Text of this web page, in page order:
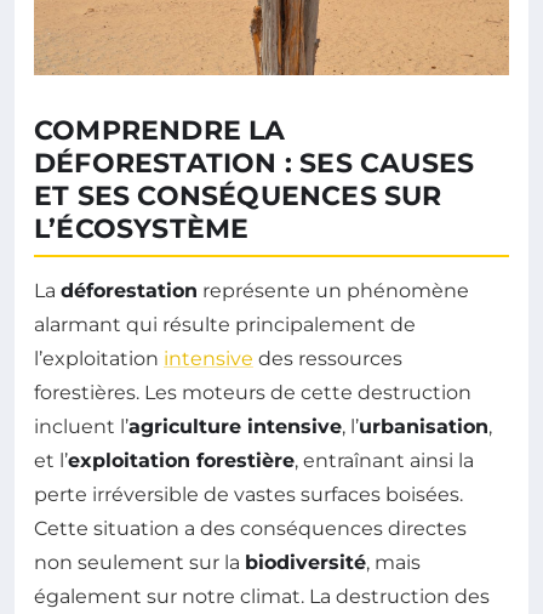
COMPRENDRE LA
DÉFORESTATION : SES CAUSES
ET SES CONSÉQUENCES SUR
L’ÉCOSYSTÈME
La déforestation représente un phénomène
alarmant qui résulte principalement de
l’exploitation intensive des ressources
forestières. Les moteurs de cette destruction
incluent l’agriculture intensive, l’urbanisation,
et l’exploitation forestière, entraînant ainsi la
perte irréversible de vastes surfaces boisées.
Cette situation a des conséquences directes
non seulement sur la biodiversité, mais
également sur notre climat. La destruction des